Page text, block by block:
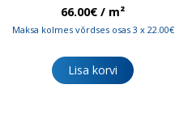
66.00€ / m²
Maksa kolmes võrdses osas 3 x 22.00€
Lisa korvi